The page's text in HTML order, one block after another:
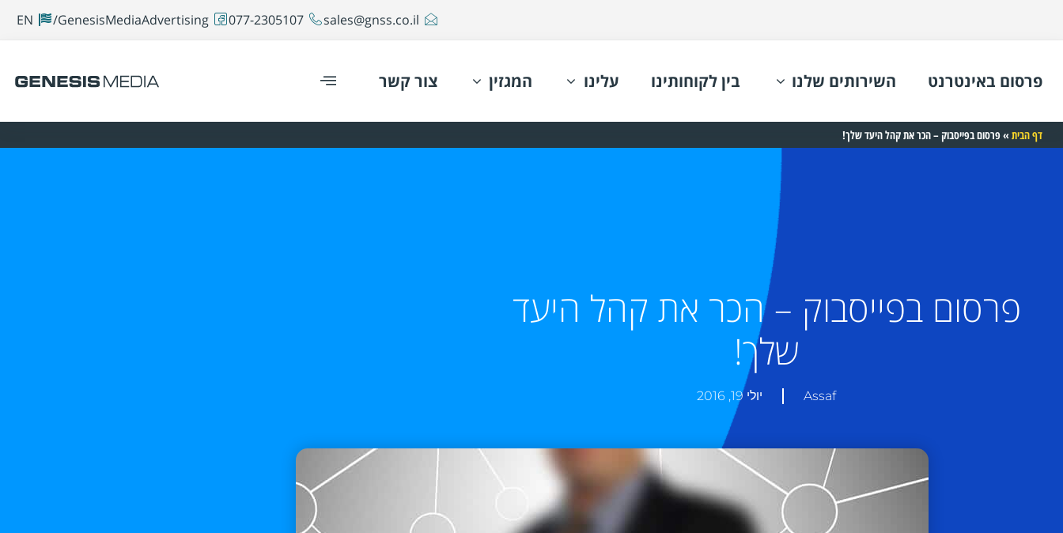
sales@gnss.co.il
077-2305107
GenesisMediaAdvertising/
EN
פרסום באינטרנט השירותים שלנו בין לקוחותינו עלינו המגזין צור קשר
דף הבית »פרסום בפייסבוק – הכר את קהל היעד שלך!
פרסום בפייסבוק – הכר את קהל היעד
שלך!
Assaf יולי 19, 2016